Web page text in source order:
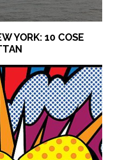
YORK: 10 COSE